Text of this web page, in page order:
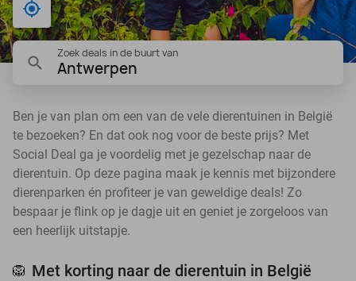
Bij mij in de buurt
Zoek deals in de buurt van
Antwerpen
Ben je van plan om een van de vele dierentuinen in België
te bezoeken? En dat ook nog voor de beste prijs? Met
Social Deal ga je voordelig met je gezelschap naar de
dierentuin. Op deze pagina maak je kennis met bijzondere
dierenparken én profiteer je van geweldige deals! Zo
bespaar je flink op je dagje uit en geniet je zorgeloos van
een heerlijk uitstapje.
🦁 Met korting naar de dierentuin in België